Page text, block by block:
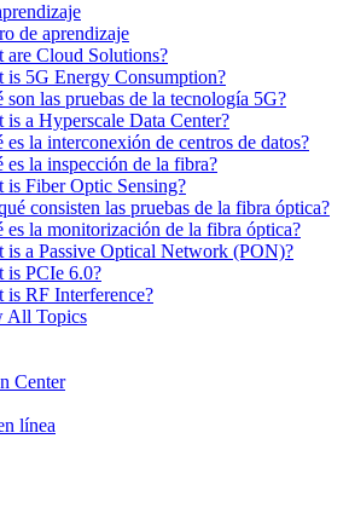
de aprendizaje
are Cloud Solutions?
is 5G Energy Consumption?
son las pruebas de la tecnología 5G?
is a Hyperscale Data Center?
es la interconexión de centros de datos?
es la inspección de la fibra?
is Fiber Optic Sensing?
consisten las pruebas de la fibra óptica?
es la monitorización de la fibra óptica?
is a Passive Optical Network (PON)?
is PCIe 6.0?
is RF Interference?
All Topics
Center
línea